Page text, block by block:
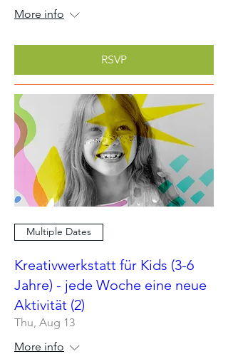
More info
RSVP
Multiple Dates
Kreativwerkstatt für Kids (3-6
Jahre) - jede Woche eine neue
Aktivität (2)
Thu, Aug 13
More info